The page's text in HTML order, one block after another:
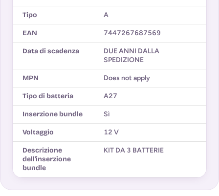
Tipo A
EAN 7447267687569
Data di scadenza
DUE ANNI DALLA
SPEDIZIONE
MPN Does not apply
Tipo di batteria A27
Inserzione bundle Sì
Voltaggio 12 V
Descrizione
dell'inserzione
bundle
KIT DA 3 BATTERIE